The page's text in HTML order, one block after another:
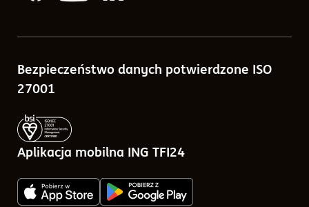
Tabele opłat
Zlecenia w ramach ING TFI24
Notowania funduszy
Porównywarka funduszy
Kalkulatory
Pytania i odpowiedzi
AML (Przeciwdziałanie praniu pieniędzy)
Bezpieczeństwo danych potwierdzone ISO
27001
Aplikacja mobilna ING TFI24